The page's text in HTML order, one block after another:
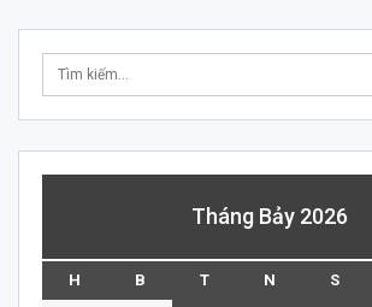
Tháng Bảy 2026
H B T N S